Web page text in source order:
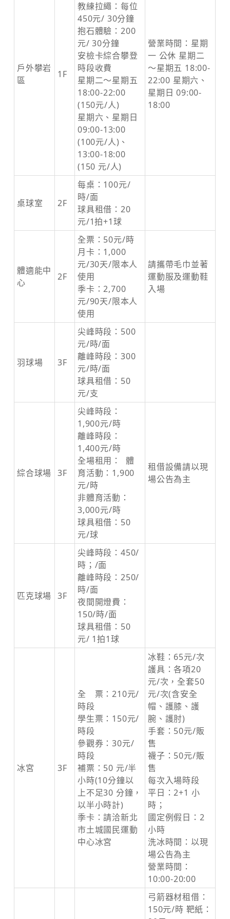
戶外攀岩
區
1F
教練拉繩：每位
450元/ 30分鐘
抱石體驗：200
元/ 30分鐘
安檢卡綜合攀登
時段收費
星期二～星期五
18:00-22:00
(150元/人)
星期六、星期日
09:00-13:00
(100元/人)、
13:00-18:00
(150 元/人)
營業時間：星期
一 公休 星期二
～星期五 18:00-
22:00 星期六、
星期日 09:00-
18:00
桌球室 2F
每桌：100元/
時/面
球具租借：20
元/1拍+1球
體適能中
心
2F
全票：50元/時
月卡：1,000
元/30天/限本人
使用
季卡：2,700
元/90天/限本人
使用
請攜帶毛巾並著
運動服及運動鞋
入場
羽球場 3F
尖峰時段：500
元/時/面
離峰時段：300
元/時/面
球具租借：50
元/支
綜合球場 3F
尖峰時段：
1,900元/時
離峰時段：
1,400元/時
全場租用： 體
育活動：1,900
元/時
非體育活動：
3,000元/時
球具租借：50
元/球
租借設備請以現
場公告為主
匹克球場 3F
尖峰時段：450/
時；/面
離峰時段：250/
時/面
夜間開燈費：
150/時/面
球具租借：50
元/ 1拍1球
冰宮 3F
全 票：210元/
時段
學生票：150元/
時段
參觀券：30元/
時段
補票：50 元/半
小時(10分鐘以
上不足30 分鐘，
以半小時計)
季卡：請洽新北
市土城國民運動
中心冰宮
冰鞋：65元/次
護具：各項20
元/次，全套50
元/次(含安全
帽、護膝、護
腕、護肘)
手套：50元/販
售
襪子：50元/販
售
每次入場時段
平日：2+1 小
時；
國定例假日：2
小時
洗冰時間：以現
場公告為主
營業時間：
10:00-20:00
弓箭器材租借：
150元/時 靶紙：